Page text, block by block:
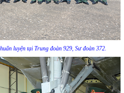
luyện tại Trung đoàn 929, Sư đoàn 372.